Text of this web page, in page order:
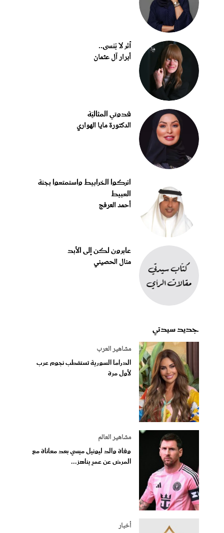
أثر لا يُنسى..
أبرار آل عثمان
قدوتي المثاليّة
الدكتورة مايا الهواري
اتركوا الخرابيط واستمتعوا بجنة
العبيط
أحمد العرفج
عابرون لكن إلى الأبد
منال الحصيني
جديد سيدتي
مشاهير العرب
الدراما السورية تستقطب نجوم عرب
لأول مرة
مشاهير العالم
وفاة والد ليونيل ميسي بعد معاناة مع
المرض عن عمرٍ يناهز...
أخبار